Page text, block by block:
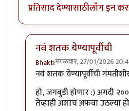
प्रतिसाद देण्यासाठीलॉग इन
नवं शतक येण्यापूर्वीची
Bhaktiमंगळवार, 27/01/2026
In reply toनितांतसुंदर.
नवं शतक येण्यापूर्वीची गंमतीशीर
हो, जगबुडी होणार :) अगदी
तेव्हाही अशाच अफवा उठल्या